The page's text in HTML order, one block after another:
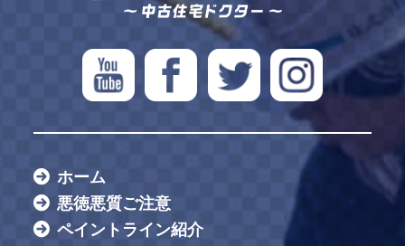
ホーム
悪徳悪質ご注意
ペイントライン紹介